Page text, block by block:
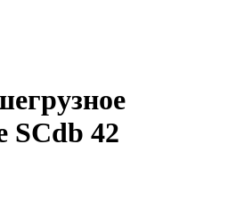
SCdb 42